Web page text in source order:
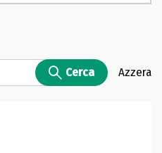
Cerca Azzera